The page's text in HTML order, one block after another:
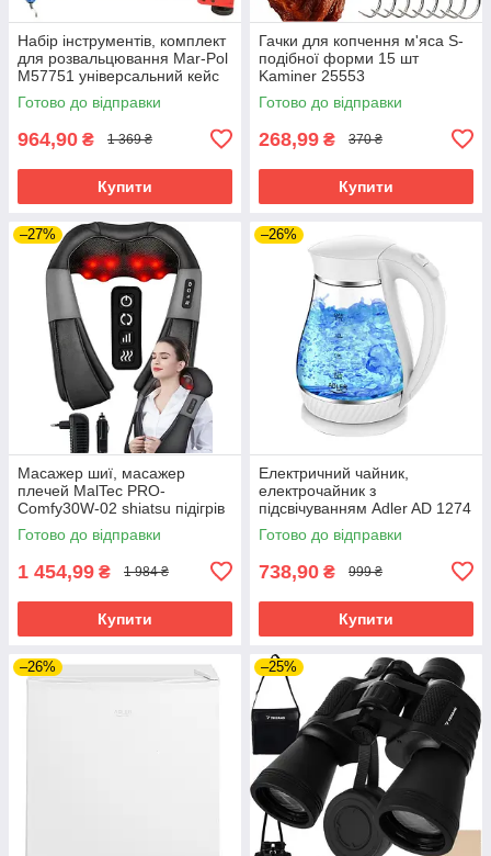
Набір інструментів, комплект
для розвальцювання Mar-Pol
M57751 універсальний кейс
Готово до відправки
964,90 ₴ 1 369 ₴
Купити
Гачки для копчення м'яса S-
подібної форми 15 шт
Kaminer 25553
Готово до відправки
268,99 ₴ 370 ₴
Купити
–27%
Масажер шиї, масажер
плечей MalTec PRO-
Comfy30W-02 shiatsu підігрів
8 роликів
Готово до відправки
1 454,99 ₴ 1 984 ₴
Купити
–26%
Електричний чайник,
електрочайник з
підсвічуванням Adler AD 1274
w 1 7 л 2200 Вт
Готово до відправки
738,90 ₴ 999 ₴
Купити
–26% –25%